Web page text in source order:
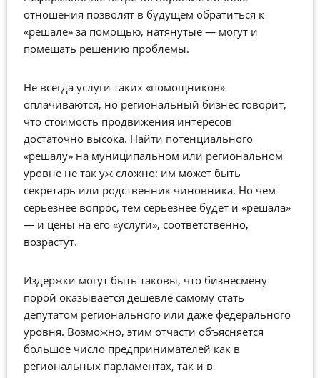
отношения позволят в будущем обратиться к
«решале» за помощью, натянутые — могут и
помешать решению проблемы.
Не всегда услуги таких «помощников»
оплачиваются, но региональный бизнес говорит,
что стоимость продвижения интересов
достаточно высока. Найти потенциального
«решалу» на муниципальном или региональном
уровне не так уж сложно: им может быть
секретарь или родственник чиновника. Но чем
серьезнее вопрос, тем серьезнее будет и «решала»
— и цены на его «услуги», соответственно,
возрастут.
Издержки могут быть таковы, что бизнесмену
порой оказывается дешевле самому стать
депутатом регионального или даже федерального
уровня. Возможно, этим отчасти объясняется
большое число предпринимателей как в
региональных парламентах, так и в